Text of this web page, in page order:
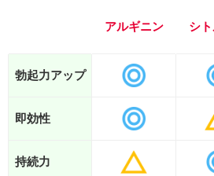
アルギニン シ
勃起力アップ
即効性
持続力